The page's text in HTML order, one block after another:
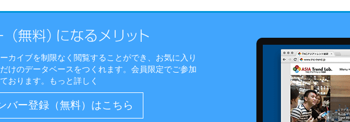
カイブを制限なく閲覧することができ、お気に入り
けのデータベースをつくれます。会員限定でご参加
おります。
もっと詳しく
バー登録（無料）はこちら